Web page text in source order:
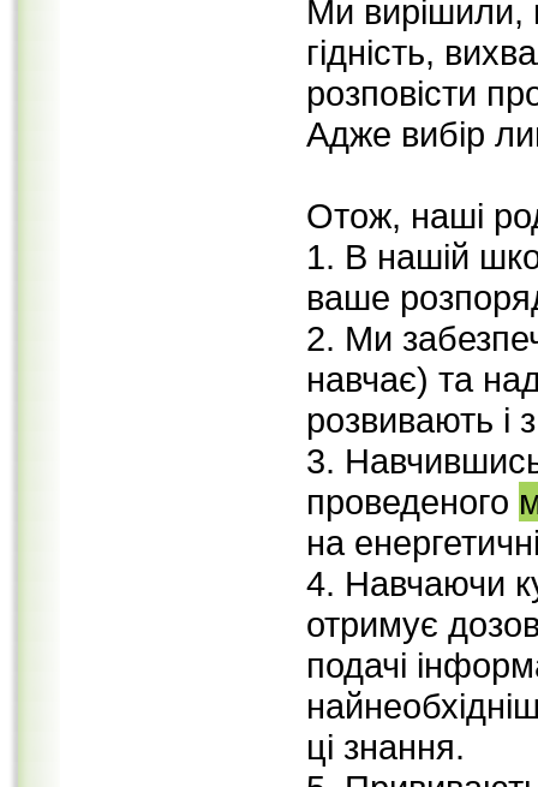
Ми вирішили,
гідність,
розповісти
Адже вибір
Отож, наші
1. В нашій
ваше
2. Ми
навчає) та
розвивають і
3.
проведеного
на
4. Навчаючи
отримує
подачі
ці знання.